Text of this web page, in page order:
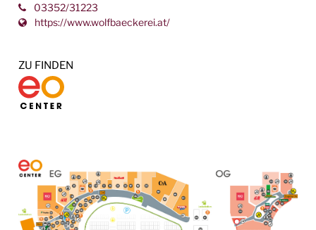
03352/31223
https://www.wolfbaeckerei.at/
ZU FINDEN